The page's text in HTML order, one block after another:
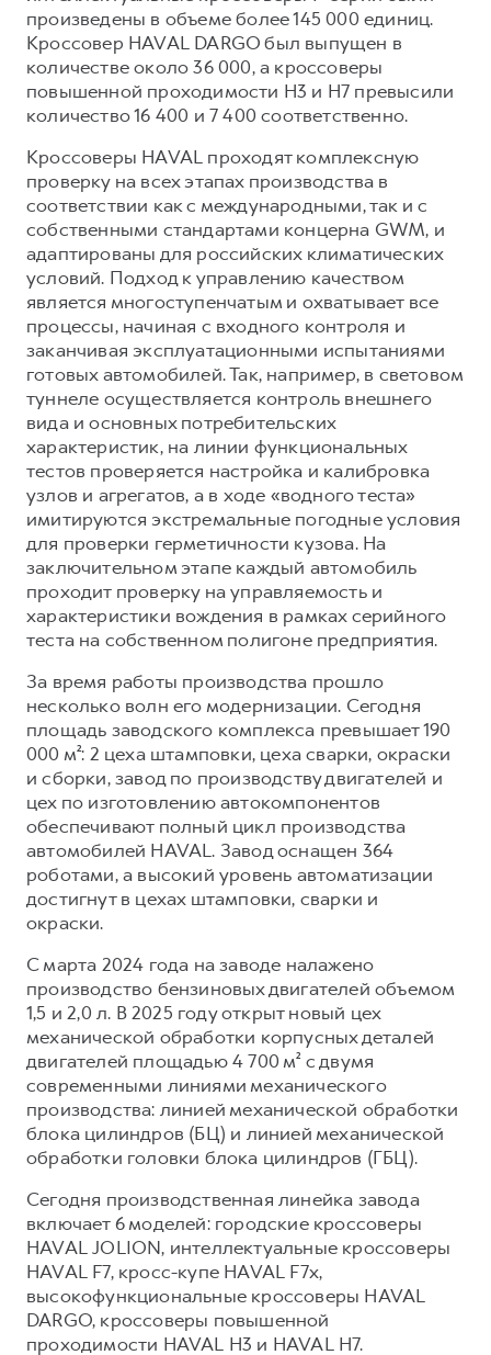
Автомобильные аксессуары
Коллекция CITY
Коллекция Базовая
Коллекция Базовая
Коллекция Детская
произведены в объеме более 145 000 единиц.
Кроссовер HAVAL DARGO был выпущен в
количестве около 36 000, а кроссоверы
повышенной проходимости H3 и H7 превысили
количество 16 400 и 7 400 соответственно.
Кроссоверы HAVAL проходят комплексную
проверку на всех этапах производства в
соответствии как с международными, так и с
собственными стандартами концерна GWM, и
адаптированы для российских климатических
условий. Подход к управлению качеством
является многоступенчатым и охватывает все
процессы, начиная с входного контроля и
заканчивая эксплуатационными испытаниями
готовых автомобилей. Так, например, в световом
туннеле осуществляется контроль внешнего
вида и основных потребительских
характеристик, на линии функциональных
тестов проверяется настройка и калибровка
узлов и агрегатов, а в ходе «водного теста»
имитируются экстремальные погодные условия
для проверки герметичности кузова. На
заключительном этапе каждый автомобиль
проходит проверку на управляемость и
характеристики вождения в рамках серийного
теста на собственном полигоне предприятия.
За время работы производства прошло
несколько волн его модернизации. Сегодня
площадь заводского комплекса превышает 190
000 м²: 2 цеха штамповки, цеха сварки, окраски
и сборки, завод по производству двигателей и
цех по изготовлению автокомпонентов
обеспечивают полный цикл производства
автомобилей HAVAL. Завод оснащен 364
роботами, а высокий уровень автоматизации
достигнут в цехах штамповки, сварки и
окраски.
С марта 2024 года на заводе налажено
производство бензиновых двигателей объемом
1,5 и 2,0 л. В 2025 году открыт новый цех
механической обработки корпусных деталей
двигателей площадью 4 700 м² с двумя
современными линиями механического
производства: линией механической обработки
блока цилиндров (БЦ) и линией механической
обработки головки блока цилиндров (ГБЦ).
Сегодня производственная линейка завода
включает 6 моделей: городские кроссоверы
HAVAL JOLION, интеллектуальные кроссоверы
HAVAL F7, кросс-купе HAVAL F7x,
высокофункциональные кроссоверы HAVAL
DARGO, кроссоверы повышенной
проходимости HAVAL H3 и HAVAL H7.